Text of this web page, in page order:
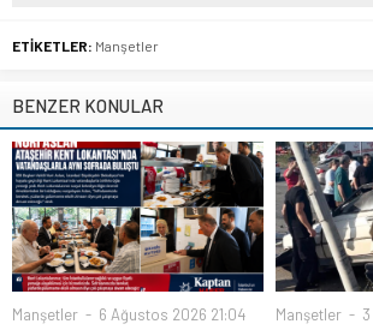
ETİKETLER: Manşetler
BENZER KONULAR
Manşetler 6 Ağustos 2026 21:04 Manşetler